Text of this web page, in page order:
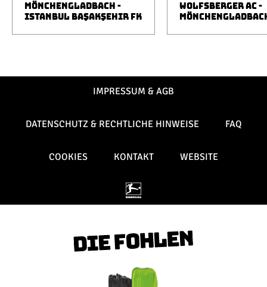
MÖNCHENGLADBACH -
ISTANBUL BAŞAKŞEHIR FK
WOLFSBERGER AC -
IMPRESSUM & AGB
DATENSCHUTZ & RECHTLICHE HINWEISE FAQ
COOKIES KONTAKT WEBSITE